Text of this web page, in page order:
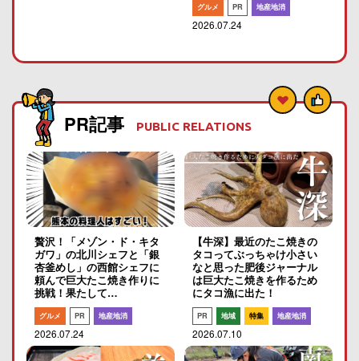
グルメ PR 地産地消
2026.07.24
PR記事 PUBLIC RELATIONS
贅沢！「メゾン・ド・キタ
ガワ」の北川シェフと「銀
杏釜めし」の西館シェフに
頼んで巨大たこ焼き作りに
挑戦！果たして…
グルメ PR 地産地消
2026.07.24
【牛深】最近のたこ焼きの
タコってぶっちゃけ小さい
なと思った肥後ジャーナル
は巨大たこ焼きを作るため
にタコ漁に出た！
PR 地域 特集 地産地消
2026.07.10